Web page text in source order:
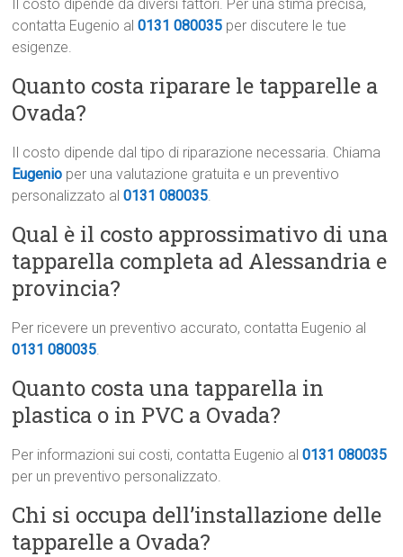
Il costo dipende da diversi fattori. Per una stima precisa,
contatta Eugenio al0131 080035 per discutere le tue
esigenze.
Quanto costa riparare le tapparelle a
Ovada?
Il costo dipende dal tipo di riparazione necessaria. Chiama
Eugenio per una valutazione gratuita e un preventivo
personalizzato al0131 080035.
Qual è il costo approssimativo di una
tapparella completa ad Alessandria e
provincia?
Per ricevere un preventivo accurato, contatta Eugenio al
0131 080035.
Quanto costa una tapparella in
plastica o in PVC a Ovada?
Per informazioni sui costi, contatta Eugenio al0131 080035
per un preventivo personalizzato.
Chi si occupa dell’installazione delle
tapparelle a Ovada?